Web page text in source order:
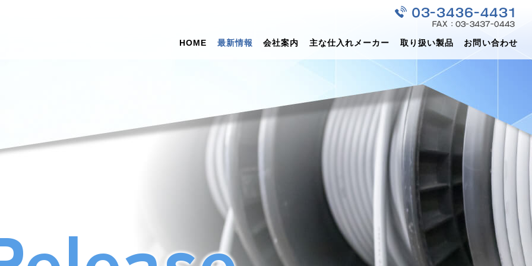
HOME 最新情報 会社案内 主な仕入れメーカー 取り扱い製品 お問い合わせ